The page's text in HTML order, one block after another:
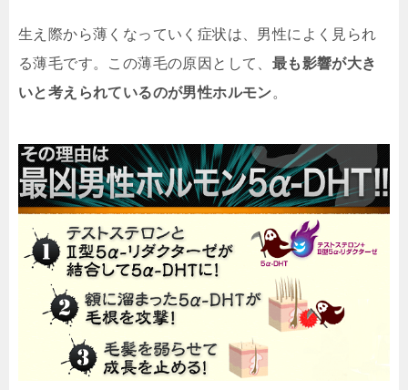
生え際から薄くなっていく症状は、男性によく見られ
る薄毛です。この薄毛の原因として、 最も影響が大き
いと考えられているのが男性ホルモン。